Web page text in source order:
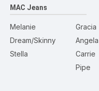
MAC Jeans
Melanie
Dream/Skinny
Stella
Gracia
Angela
Carrie
Pipe